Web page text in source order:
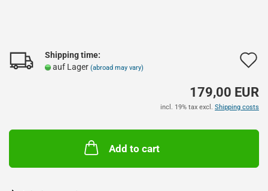
Shipping time:
auf Lager (abroad may vary)
179,00 EUR
incl. 19% tax excl. Shipping costs
Add to cart